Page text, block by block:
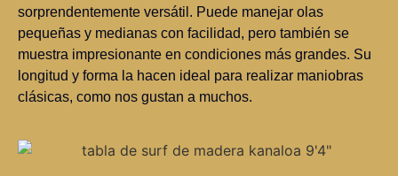
sorprendentemente versátil. Puede manejar olas
pequeñas y medianas con facilidad, pero también se
muestra impresionante en condiciones más grandes. Su
longitud y forma la hacen ideal para realizar maniobras
clásicas, como nos gustan a muchos.